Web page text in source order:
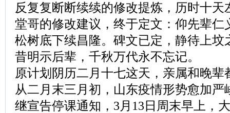
反复复断断续续的修改提炼，历时十
堂哥的修改建议，终于定文：仰先辈仁
松树底下续昌隆。碑文已定，静待上坟
昔明示后辈，千秋万代永不忘记。
原计划阴历二月十七这天，亲属和晚
从二月末三月初，山东疫情形势愈加
继宣告停课通知，3月13日周末早上，